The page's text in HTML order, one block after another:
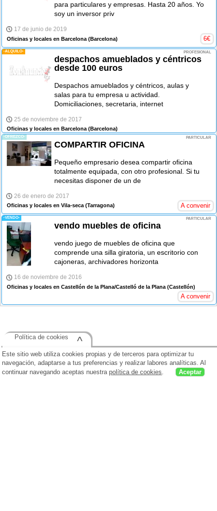
para particulares y empresas. Hasta 20 años. Yo
soy un inversor priv
17 de junio de 2019
Oficinas y locales en Barcelona (Barcelona) 6€
-ALQUILO- PROFESIONAL
despachos amueblados y céntricos
desde 100 euros
Despachos amueblados y céntricos, aulas y
salas para tu empresa u actividad.
Domiciliaciones, secretaria, internet
25 de noviembre de 2017
Oficinas y locales en Barcelona (Barcelona)
-OFREZCO- PARTICULAR
COMPARTIR OFICINA
Pequeño empresario desea compartir oficina
totalmente equipada, con otro profesional. Si tu
necesitas disponer de un de
26 de enero de 2017
Oficinas y locales en Vila-seca (Tarragona) A convenir
-VENDO- PARTICULAR
vendo muebles de oficina
vendo juego de muebles de oficina que
comprende una silla giratoria, un escritorio con
cajoneras, archivadores horizonta
16 de noviembre de 2016
Oficinas y locales en Castellón de la Plana/Castelló de la Plana (Castellón)
A convenir
Este sitio web utiliza cookies propias y de terceros para optimizar tu
navegación, adaptarse a tus preferencias y realizar labores analíticas. Al
continuar navegando aceptas nuestrapolítica de cookies. Aceptar
Política de cookies ^